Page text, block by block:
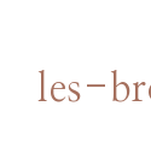
les-